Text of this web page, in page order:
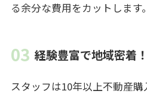
る余分な費用をカットします。
経験豊富で地域密着！
スタッフは10年以上不動産購